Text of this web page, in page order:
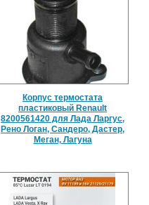
Корпус термостата
пластиковый Renault
8200561420 для Лада Ларгус,
Рено Логан, Сандеро, Дастер,
Меган, Лагуна